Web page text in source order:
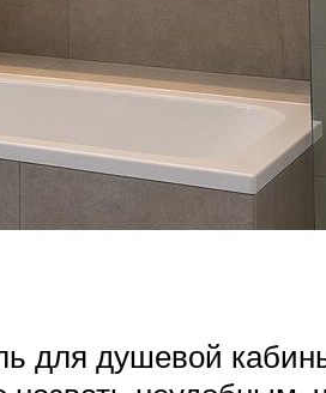
для душевой